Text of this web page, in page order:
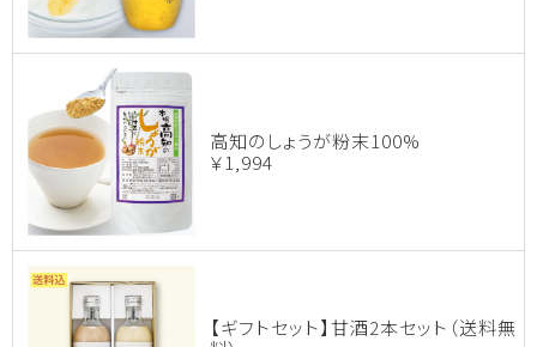
高知のしょうが粉末100%
￥1,994
【ギフトセット】甘酒2本セット（送料無